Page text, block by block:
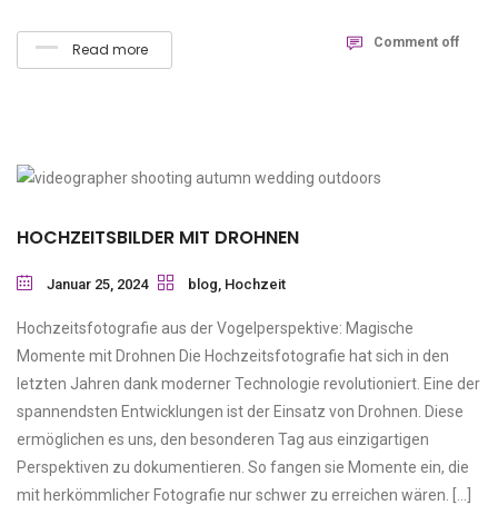
Read more Comment off
HOCHZEITSBILDER MIT DROHNEN
Januar 25, 2024 blog, Hochzeit
Hochzeitsfotografie aus der Vogelperspektive: Magische
Momente mit Drohnen Die Hochzeitsfotografie hat sich in den
letzten Jahren dank moderner Technologie revolutioniert. Eine der
spannendsten Entwicklungen ist der Einsatz von Drohnen. Diese
ermöglichen es uns, den besonderen Tag aus einzigartigen
Perspektiven zu dokumentieren. So fangen sie Momente ein, die
mit herkömmlicher Fotografie nur schwer zu erreichen wären. […]